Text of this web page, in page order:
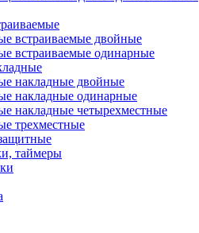
встраиваемые двойные
встраиваемые одинарные
накладные двойные
накладные одинарные
накладные четырехместные
трехместные
таймеры